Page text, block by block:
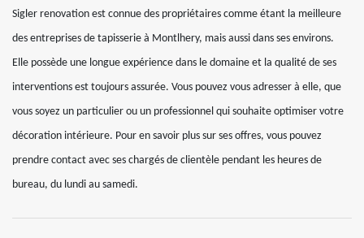
Sigler renovation est connue des propriétaires comme étant la meilleure
des entreprises de tapisserie à Montlhery, mais aussi dans ses environs.
Elle possède une longue expérience dans le domaine et la qualité de ses
interventions est toujours assurée. Vous pouvez vous adresser à elle, que
vous soyez un particulier ou un professionnel qui souhaite optimiser votre
décoration intérieure. Pour en savoir plus sur ses offres, vous pouvez
prendre contact avec ses chargés de clientèle pendant les heures de
bureau, du lundi au samedi.